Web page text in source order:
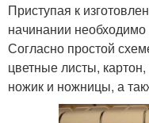
Приступая к
начинании необходимо
Согласно простой
цветные листы,
ножик и ножницы, а